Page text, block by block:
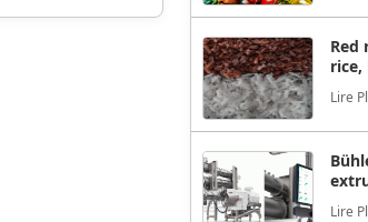
Red
rice,
Lire
Lire